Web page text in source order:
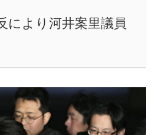
により河井案里議員